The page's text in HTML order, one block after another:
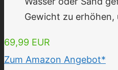
Gewicht zu erhöhen,
69,99 EUR
Zum Amazon Angebot*